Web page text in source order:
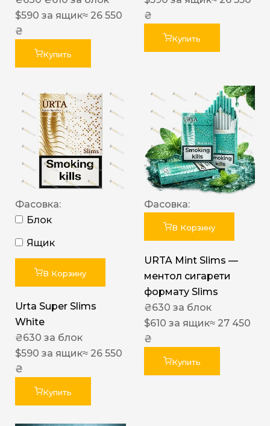
$590 за ящик≈ 26 550
₴
Купить
₴
Купить
Фасовка:
Блок
Ящик
В Корзину
Urta Super Slims
White
₴630 за блок
$590 за ящик≈ 26 550
₴
Купить
Фасовка:
В Корзину
URTA Mint Slims —
ментол сигарети
формату Slims
₴630 за блок
$610 за ящик≈ 27 450
₴
Купить